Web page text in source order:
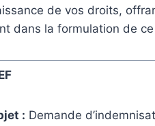
de vos droits,
dans la formulation de
: Demande